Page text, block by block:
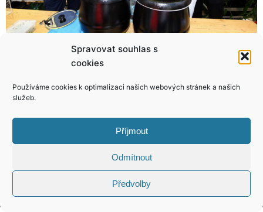
Spravovat souhlas s
cookies
Používáme cookies k optimalizaci našich webových stránek a našich
služeb.
Příjmout
Odmítnout
Předvolby
KONTAKT
Copyright © 2026 VIP Bulvár, All Rights
Reserved